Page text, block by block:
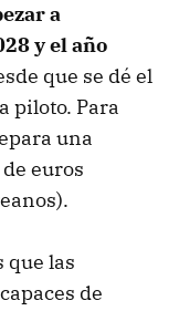
a
y el año
que se dé el
piloto. Para
una
euros
que las
de